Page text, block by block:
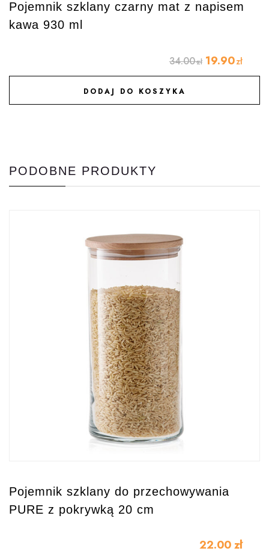
Pojemnik szklany czarny mat z napisem
kawa 930 ml
34.00zł 19.90zł
DODAJ DO KOSZYKA
DODAJ DO ULUBIONYCH
PODOBNE PRODUKTY
Pojemnik szklany do przechowywania
PURE z pokrywką 20 cm
22.00 zł